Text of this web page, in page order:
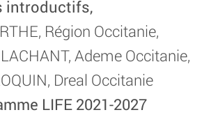
introductifs,
Région Occitanie,
Ademe Occitanie,
Dreal Occitanie
LIFE 2021-2027